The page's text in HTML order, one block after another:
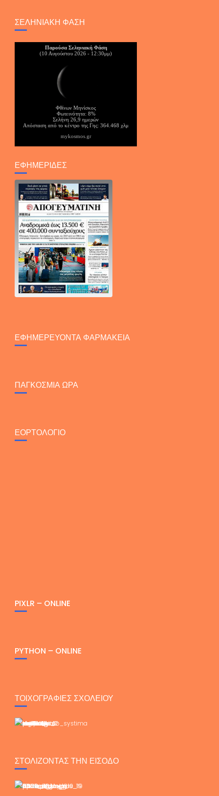
ΣΕΛΗΝΙΑΚΉ ΦΆΣΗ
Παρούσα Σεληνιακή Φάση
(10 Αυγούστου 2026 - 12:30μμ)
Φθίνων Μηνίσκος
Φωτεινότητα: 8%
Σελήνη 26,9 ημερών
Απόσταση από το κέντρο της Γης: 364.468 χλμ
mykosmos.gr
ΕΦΗΜΕΡΙΔΕΣ
ΕΦΗΜΕΡΕΥΟΝΤΑ ΦΑΡΜΑΚΕΙΑ
ΠΑΓΚΟΣΜΙΑ ΩΡΑ
ΕΟΡΤΟΛΟΓΙΟ
PIXLR – ONLINE
PYTHON – ONLINE
ΤΟΙΧΟΓΡΑΦΙΕΣ ΣΧΟΛΕΙΟΥ
ΣΤΟΛΙΖΟΝΤΑΣ ΤΗΝ ΕΙΣΟΔΟ
Σύνδεση